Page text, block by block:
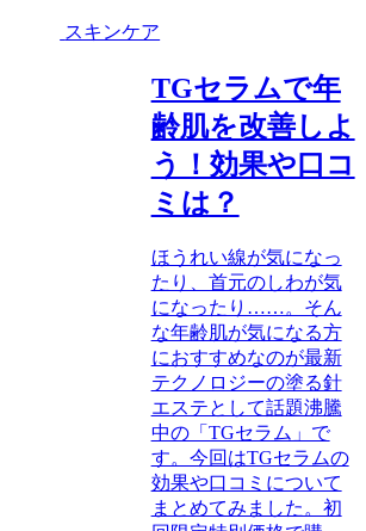
スキンケア
TGセラムで年
齢肌を改善しよ
う！効果や口コ
ミは？
ほうれい線が気になっ
たり、首元のしわが気
になったり……。そん
な年齢肌が気になる方
におすすめなのが最新
テクノロジーの塗る針
エステとして話題沸騰
中の「TGセラム」で
す。今回はTGセラムの
効果や口コミについて
まとめてみました。初